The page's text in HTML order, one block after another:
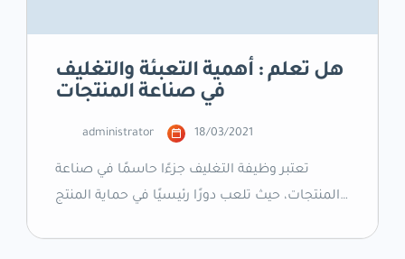
هل تعلم : أهمية التعبئة والتغليف
في صناعة المنتجات
administrator 18/03/2021
تعتبر وظيفة التغليف جزءًا حاسمًا في صناعة
المنتجات، حيث تلعب دورًا رئيسيًا في حماية المنتج